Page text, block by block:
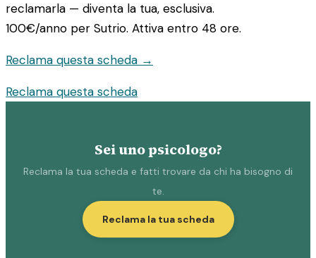
reclamarla — diventa la tua, esclusiva.
100€/anno per Sutrio. Attiva entro 48 ore.
Reclama questa scheda →
Reclama questa scheda
Sei uno psicologo?
Reclama la tua scheda e fatti trovare da chi ha bisogno di
te.
Reclama la tua scheda